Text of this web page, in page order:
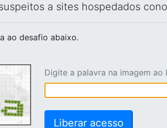
a sites hospedados
ao desafio abaixo.
Digite a palavra na imagem